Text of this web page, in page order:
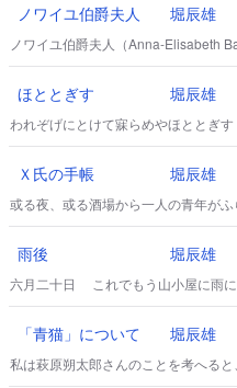
ノワイユ伯爵夫人 堀辰雄
ノワイユ伯爵夫人（Anna-Elisabeth
ほととぎす 堀辰雄
われぞげにとけて寐らめやほとと
しった源の宰相某とか申された殿の
ゃるそうでございます。その女君な
世話になられ、志賀の麓に大層心細い
Ｘ氏の手帳 堀辰雄
或る夜、或る酒場から一人の青年がふ
雨後 堀辰雄
六月二十日 これでもう山小屋に雨に
「青猫」について 堀辰雄
私は萩原朔太郎さんのことを考へる